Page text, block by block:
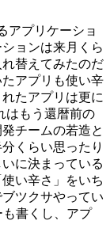
アプリケーショ
ョンは来月くら
替えてみたのだ
アプリも使い辛
たアプリは更に
はもう還暦前の
チームの若造と
くらい思ったり
に決まっている
い辛さ」をいち
ツクサやってい
も書くし、アプ